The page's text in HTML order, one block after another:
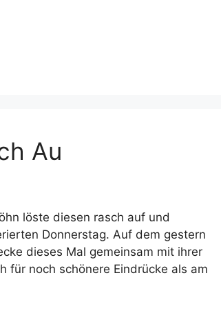
Au
löste diesen rasch auf und
Donnerstag. Auf dem gestern
dieses Mal gemeinsam mit ihrer
für noch schönere Eindrücke als am